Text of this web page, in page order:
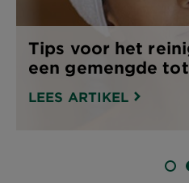
Tips voor het
een gemengde
LEES ARTIKEL